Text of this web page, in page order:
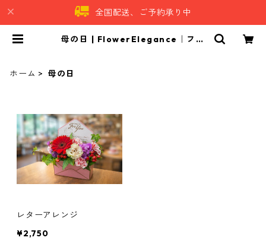
全国配送、ご予約承り中
母の日 | FlowerElegance｜フラ
ホーム 母の日
レターアレンジ
¥2,750